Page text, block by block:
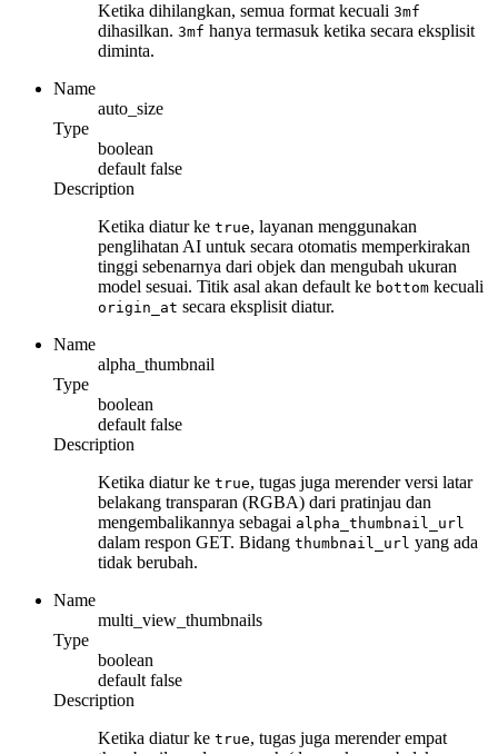
Ketika dihilangkan, semua format kecuali 3mf
dihasilkan. 3mf hanya termasuk ketika secara eksplisit
diminta.
Name
auto_size
Type
boolean
default false
Description
Ketika diatur ke true, layanan menggunakan
penglihatan AI untuk secara otomatis memperkirakan
tinggi sebenarnya dari objek dan mengubah ukuran
model sesuai. Titik asal akan default ke bottom kecuali
origin_at secara eksplisit diatur.
Name
alpha_thumbnail
Type
boolean
default false
Description
Ketika diatur ke true, tugas juga merender versi latar
belakang transparan (RGBA) dari pratinjau dan
mengembalikannya sebagai alpha_thumbnail_url
dalam respon GET. Bidang thumbnail_url yang ada
tidak berubah.
Name
multi_view_thumbnails
Type
boolean
default false
Description
Ketika diatur ke true, tugas juga merender empat